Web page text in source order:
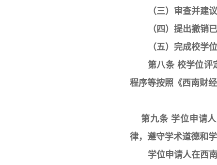
（三）审查并建
（四）提出撤销
（五）完成校学
第八条 校学位评
程序等按照《西南财
第九条 学位申请人
律，遵守学术道德和
学位申请人在西